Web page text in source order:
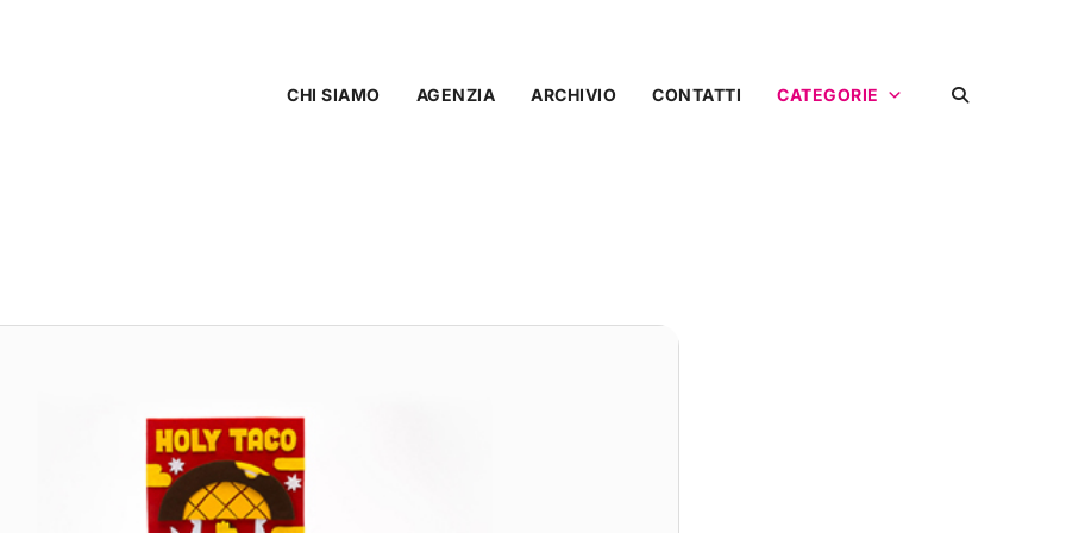
CHI SIAMO AGENZIA ARCHIVIO CONTATTI CATEGORIE